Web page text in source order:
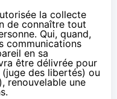
la collecte
de connaître tout
Qui, quand,
communications
en sa
être délivrée pour
(juge des libertés) ou
renouvelable une